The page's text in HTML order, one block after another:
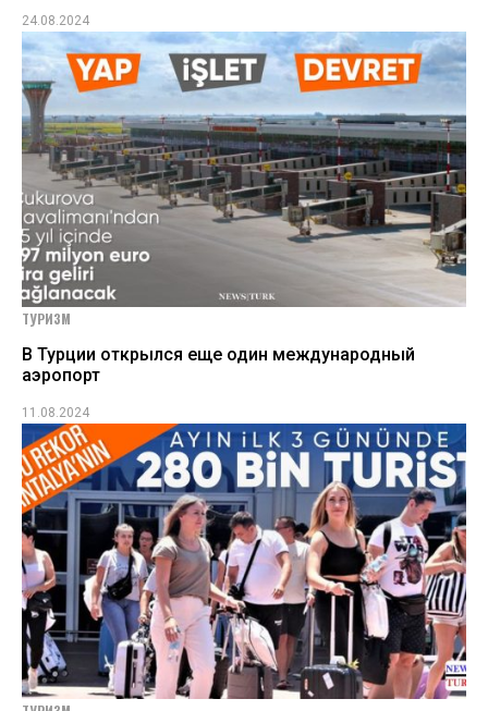
24.08.2024
ТУРИЗМ
В Турции открылся еще один международный
аэропорт
11.08.2024